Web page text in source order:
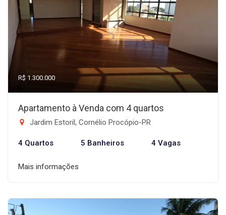
R$ 1.300.000
Apartamento à Venda com 4 quartos
Jardim Estoril, Cornélio Procópio-PR
4 Quartos 5 Banheiros 4 Vagas
Mais informações